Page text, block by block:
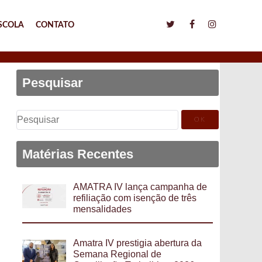
CONTATO
Pesquisar
Pesquisar
por:
Matérias Recentes
AMATRA IV lança campanha de
refiliação com isenção de três
mensalidades
Amatra IV prestigia abertura da
Semana Regional de